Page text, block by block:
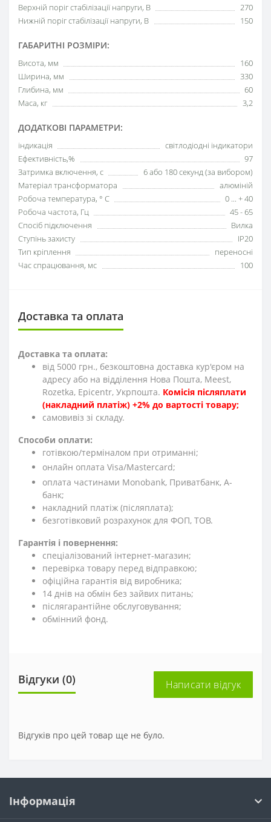
Верхній поріг стабілізації напруги, В
270
Нижній поріг стабілізації напруги, В
150
ГАБАРИТНІ РОЗМІРИ:
Висота, мм
160
Ширина, мм
330
Глибина, мм
60
Маса, кг
3,2
ДОДАТКОВІ ПАРАМЕТРИ:
індикація
світлодіодні індикатори
Ефективність,%
97
Затримка включення, с
6 або 180 секунд (за вибором)
Матеріал трансформатора
алюміній
Робоча температура, ° С
0 ... + 40
Робоча частота, Гц
45 - 65
Спосіб підключення
Вилка
Ступінь захисту
IP20
Тип кріплення
переносні
Час спрацювання, мс
100
Доставка та оплата
Доставка та оплата:
від 5000 грн., безкоштовна доставка кур'єром на
адресу або на відділення Нова Пошта, Meest,
Rozetka, Epicentr, Укрпошта. Комісія післяплати
(накладний платіж) +2% до вартості товару;
cамовивіз зі складу.
Способи оплати:
готівкою/терміналом при отриманні;
онлайн оплата Visa/Mastercard;
оплата частинами Monobank, Приватбанк, А-
банк;
накладний платіж (післяплата);
безготівковий розрахунок для ФОП, ТОВ.
Гарантія і повернення:
спеціалізований інтернет-магазин;
перевірка товару перед відправкою;
офіційна гарантія від виробника;
14 днів на обмін без зайвих питань;
післягарантійне обслуговування;
обмінний фонд.
Відгуки (0) Написати відгук
Відгуків про цей товар ще не було.
Інформація